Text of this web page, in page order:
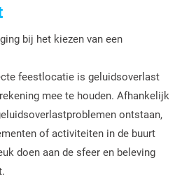
bij het kiezen van een
feestlocatie is geluidsoverlast
mee te houden. Afhankelijk
ontstaan,
of activiteiten in de buurt
doen aan de sfeer en beleving